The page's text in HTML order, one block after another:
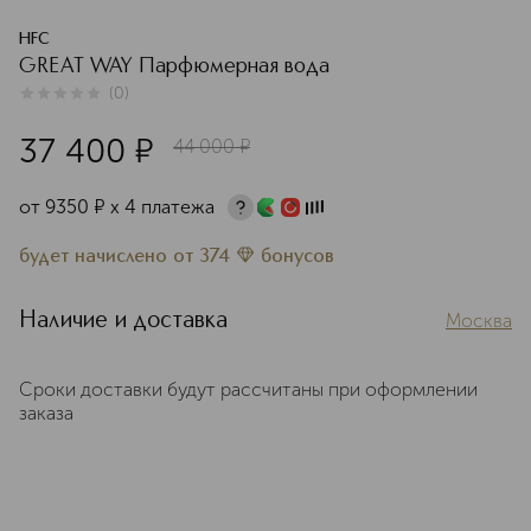
HFC
GREAT WAY Парфюмерная вода
(0)
37 400 ¤ 44 000 ¤
от 9350 ¤ х 4 платежа
будет начислено от 374 бонусов
Наличие и доставка Москва
Сроки доставки будут рассчитаны при оформлении
заказа